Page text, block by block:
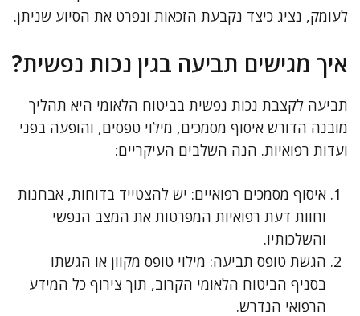
לעומק, נציג כיצד נקבעת הזכאות ונפרט את הסיוע שניתן.
איך מגישים תביעה בגין נכות נפשית?
תביעה לקצבת נכות נפשית בביטוח הלאומי היא תהליך
מובנה הדורש איסוף מסמכים, מילוי טפסים, והופעה בפני
ועדות רפואיות. הנה השלבים העיקריים:
איסוף מסמכים רפואיים: יש להצטייד בדוחות, אבחנות
וחוות דעת רפואיות המפרטות את המצב הנפשי
והשלכותיו.
הגשת טופס תביעה: מילוי טופס מקוון או הגשתו
בסניף הביטוח הלאומי הקרוב, תוך צירוף כל המידע
הרפואי הנדרש.